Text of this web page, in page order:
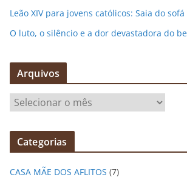
Leão XIV para jovens católicos: Saia do
O luto, o silêncio e a dor devastadora do
Arquivos
q
v
Categorias
CASA MÃE DOS AFLITOS (7)